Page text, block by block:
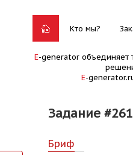
Кто мы?
E-generator объединяет
E-
Задание #261
Бриф